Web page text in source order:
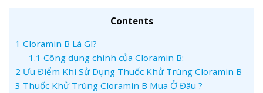
Contents
1 Cloramin B Là Gì?
1.1 Công dụng chính của Cloramin B:
2 Ưu Điểm Khi Sử Dụng Thuốc Khử Trùng Cloramin B
3 Thuốc Khử Trùng Cloramin B Mua Ở Đâu ?